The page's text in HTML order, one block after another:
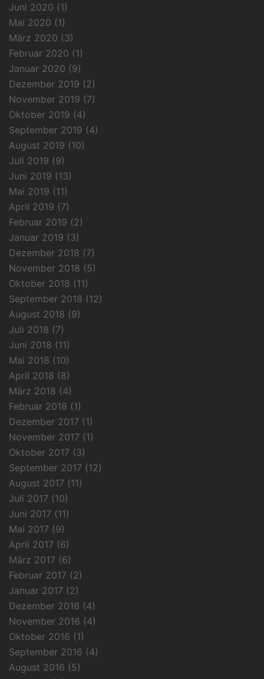
Juni 2020 (1)
Mai 2020 (1)
März 2020 (3)
Februar 2020 (1)
Januar 2020 (9)
Dezember 2019 (2)
November 2019 (7)
Oktober 2019 (4)
September 2019 (4)
August 2019 (10)
Juli 2019 (9)
Juni 2019 (13)
Mai 2019 (11)
April 2019 (7)
Februar 2019 (2)
Januar 2019 (3)
Dezember 2018 (7)
November 2018 (5)
Oktober 2018 (11)
September 2018 (12)
August 2018 (9)
Juli 2018 (7)
Juni 2018 (11)
Mai 2018 (10)
April 2018 (8)
März 2018 (4)
Februar 2018 (1)
Dezember 2017 (1)
November 2017 (1)
Oktober 2017 (3)
September 2017 (12)
August 2017 (11)
Juli 2017 (10)
Juni 2017 (11)
Mai 2017 (9)
April 2017 (6)
März 2017 (6)
Februar 2017 (2)
Januar 2017 (2)
Dezember 2016 (4)
November 2016 (4)
Oktober 2016 (1)
September 2016 (4)
August 2016 (5)